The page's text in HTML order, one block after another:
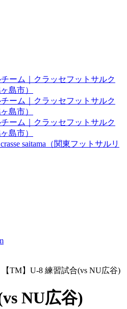
ーム｜クラッセフットサルク
島市）
ーム｜クラッセフットサルク
島市）
ーム｜クラッセフットサルク
島市）
saitama（関東フットサルリ
【TM】U-8 練習試合(vs NU広谷)
NU広谷)